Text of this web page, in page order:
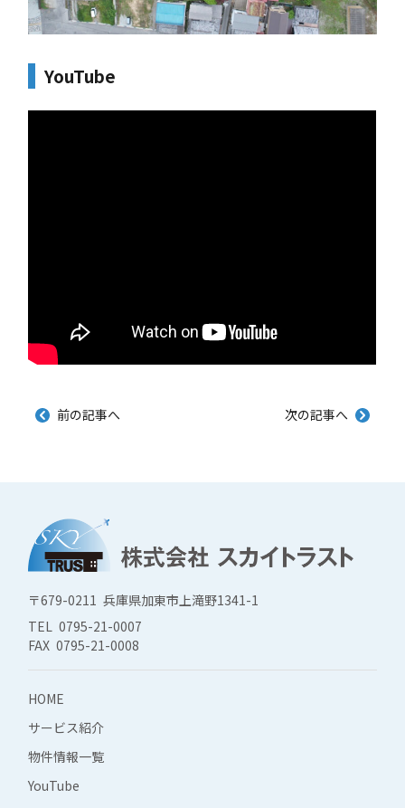
YouTube
前の記事へ 次の記事へ
〒679-0211 兵庫県加東市上滝野1341-1
TEL 0795-21-0007
FAX 0795-21-0008
HOME
サービス紹介
物件情報一覧
YouTube